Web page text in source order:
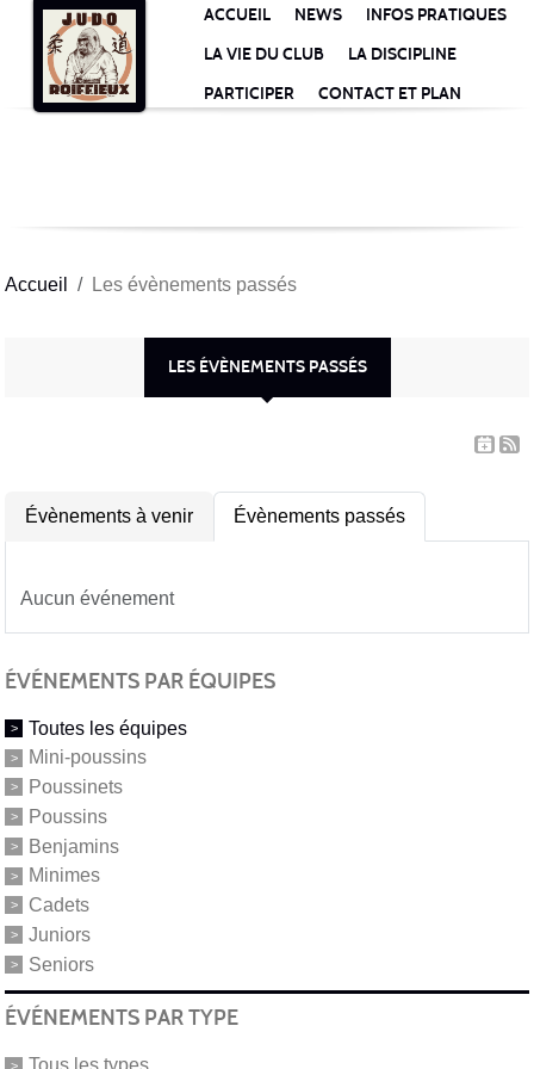
ACCUEIL NEWS
INFOS PRATIQUES
LA VIE DU CLUB
LA DISCIPLINE
PARTICIPER
CONTACT ET PLAN
Accueil Les évènements passés
LES ÉVÈNEMENTS PASSÉS
Évènements à venir Évènements passés
Aucun événement
ÉVÉNEMENTS PAR ÉQUIPES
Toutes les équipes
Mini-poussins
Poussinets
Poussins
Benjamins
Minimes
Cadets
Juniors
Seniors
ÉVÉNEMENTS PAR TYPE
Panneau de gestion des cookies